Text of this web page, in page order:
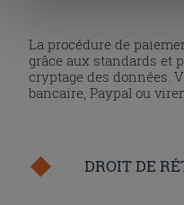
la touche « X », vous
l'installation des cookies
La procédure de
grâce aux standards et
cryptage des données.
bancaire, Paypal ou
DROIT DE